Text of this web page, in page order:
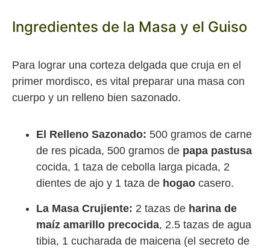
Ingredientes de la Masa y el Guiso
Para lograr una corteza delgada que cruja en el
primer mordisco, es vital preparar una masa con
cuerpo y un relleno bien sazonado.
El Relleno Sazonado: 500 gramos de carne
de res picada, 500 gramos de papa pastusa
cocida, 1 taza de cebolla larga picada, 2
dientes de ajo y 1 taza de hogao casero.
La Masa Crujiente: 2 tazas de harina de
maíz amarillo precocida, 2.5 tazas de agua
tibia, 1 cucharada de maicena (el secreto de